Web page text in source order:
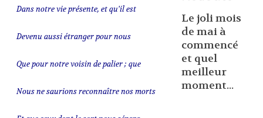
Dans notre vie présente, et qu'il est
Devenu aussi étranger pour nous
Que pour notre voisin de palier ; que
Nous ne saurions reconnaître nos morts
Le joli mois
de mai à
commencé
et quel
meilleur
moment...